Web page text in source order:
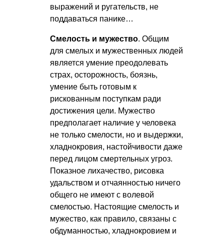
выражений и ругательств, не
поддаваться панике…
Смелость и мужество. Общим
для смелых и мужественных людей
является умение преодолевать
страх, осторожность, боязнь,
умение быть готовым к
рискованным поступкам ради
достижения цели. Мужество
предполагает наличие у человека
не только смелости, но и выдержки,
хладнокровия, настойчивости даже
перед лицом смертельных угроз.
Показное лихачество, рисовка
удальством и отчаянностью ничего
общего не имеют с волевой
смелостью. Настоящие смелость и
мужество, как правило, связаны с
обдуманностью, хладнокровием и